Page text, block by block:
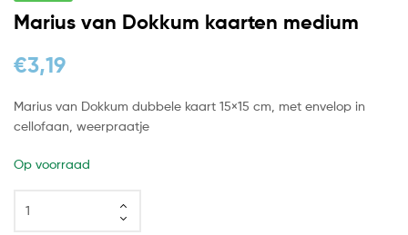
Marius van Dokkum kaarten medium
€3,19
Marius van Dokkum dubbele kaart 15×15 cm, met envelop in
cellofaan, weerpraatje
Op voorraad